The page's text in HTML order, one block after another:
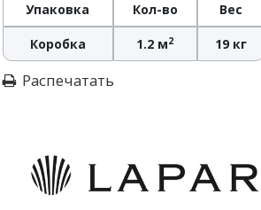
Упаковка Кол-во Вес
Коробка 1.2 м2 19 кг
Распечатать